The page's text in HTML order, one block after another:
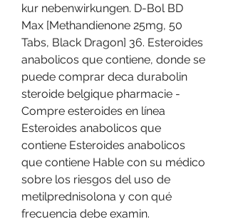
kur nebenwirkungen. D-Bol BD
Max [Methandienone 25mg, 50
Tabs, Black Dragon] 36. Esteroides
anabolicos que contiene, donde se
puede comprar deca durabolin
steroide belgique pharmacie -
Compre esteroides en línea
Esteroides anabolicos que
contiene Esteroides anabolicos
que contiene Hable con su médico
sobre los riesgos del uso de
metilprednisolona y con qué
frecuencia debe examin.